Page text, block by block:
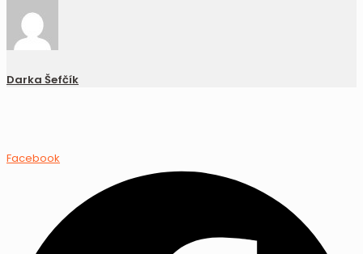
Darka Šefčík
Facebook